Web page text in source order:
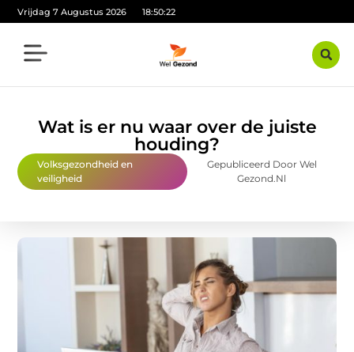
Vrijdag 7 Augustus 2026 18:50:23
Wat is er nu waar over de juiste
houding?
Volksgezondheid en
veiligheid
Gepubliceerd Door Wel
Gezond.nl